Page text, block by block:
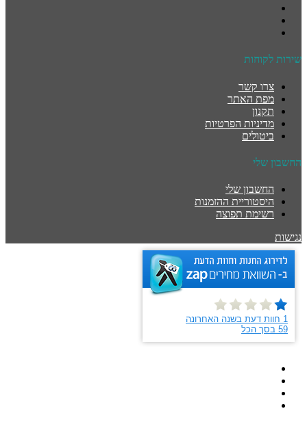
שירות לקוחות
צרו קשר
מפת האתר
תקנון
מדיניות הפרטיות
ביטולים
החשבון שלי
החשבון שלי
היסטוריית ההזמנות
רשימת תפוצה
נגישות